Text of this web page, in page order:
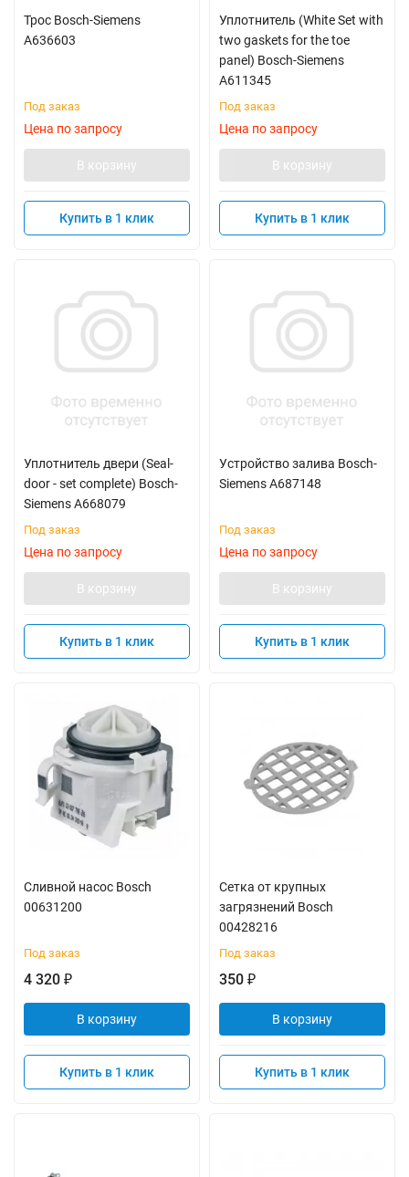
Трос Bosch-Siemens
A636603
Под заказ
Цена по запросу
В корзину
Купить в 1 клик
Уплотнитель (White Set with
two gaskets for the toe
panel) Bosch-Siemens
A611345
Под заказ
Цена по запросу
В корзину
Купить в 1 клик
Уплотнитель двери (Seal-
door - set complete) Bosch-
Siemens A668079
Под заказ
Цена по запросу
В корзину
Купить в 1 клик
Устройство залива Bosch-
Siemens A687148
Под заказ
Цена по запросу
В корзину
Купить в 1 клик
Сливной насос Bosch
00631200
Под заказ
4 320 ₽
В корзину
Купить в 1 клик
Сетка от крупных
загрязнений Bosch
00428216
Под заказ
350 ₽
В корзину
Купить в 1 клик